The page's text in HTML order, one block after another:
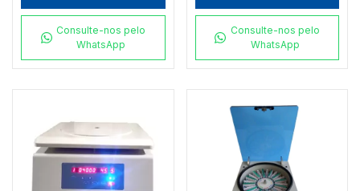
Consulte-nos pelo
WhatsApp
Consulte-nos pelo
WhatsApp